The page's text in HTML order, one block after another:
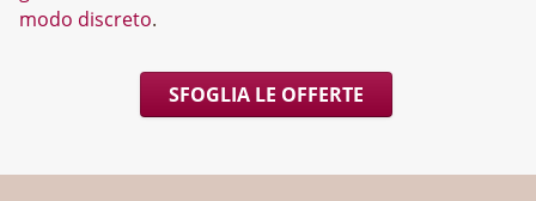
modo discreto.
SFOGLIA LE OFFERTE